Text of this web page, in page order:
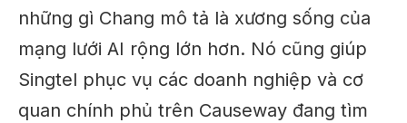
những gì Chang mô tả là xương sống của
mạng lưới AI rộng lớn hơn. Nó cũng giúp
Singtel phục vụ các doanh nghiệp và cơ
quan chính phủ trên Causeway đang tìm